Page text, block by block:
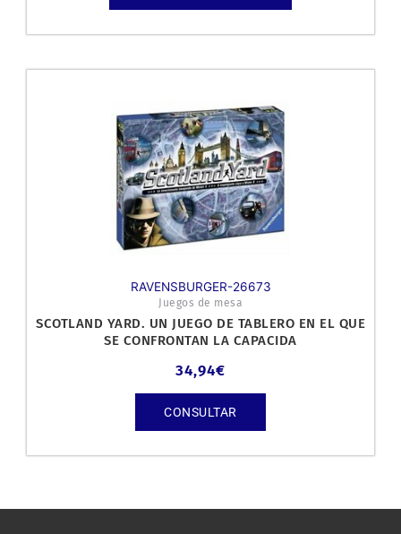
RAVENSBURGER-26673
Juegos de mesa
SCOTLAND YARD. UN JUEGO DE TABLERO EN EL QUE
SE CONFRONTAN LA CAPACIDA
34,94€
CONSULTAR